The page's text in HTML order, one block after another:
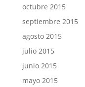
octubre 2015
septiembre 2015
agosto 2015
julio 2015
junio 2015
mayo 2015